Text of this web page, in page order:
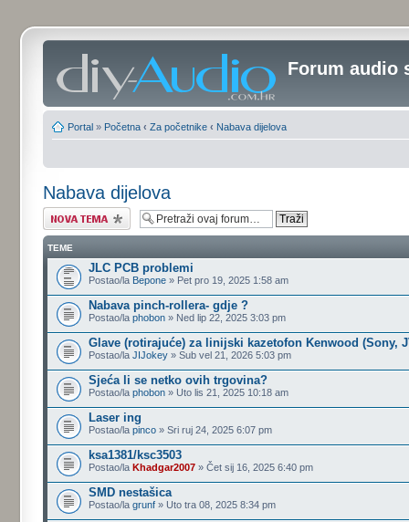
Forum audio
Portal » Početna ‹ Za početnike ‹ Nabava dijelova
Nabava dijelova
Započni novu temu
TEME
JLC PCB problemi
Postao/la Bepone » Pet pro 19, 2025 1:58 am
Nabava pinch-rollera- gdje ?
Postao/la phobon » Ned lip 22, 2025 3:03 pm
Glave (rotirajuće) za linijski kazetofon Kenwood (Sony,
Postao/la JIJokey » Sub vel 21, 2026 5:03 pm
Sjeća li se netko ovih trgovina?
Postao/la phobon » Uto lis 21, 2025 10:18 am
Laser ing
Postao/la pinco » Sri ruj 24, 2025 6:07 pm
ksa1381/ksc3503
Postao/la Khadgar2007 » Čet sij 16, 2025 6:40 pm
SMD nestašica
Postao/la grunf » Uto tra 08, 2025 8:34 pm